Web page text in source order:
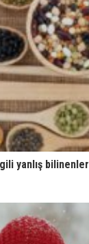
yanlış bilinenler